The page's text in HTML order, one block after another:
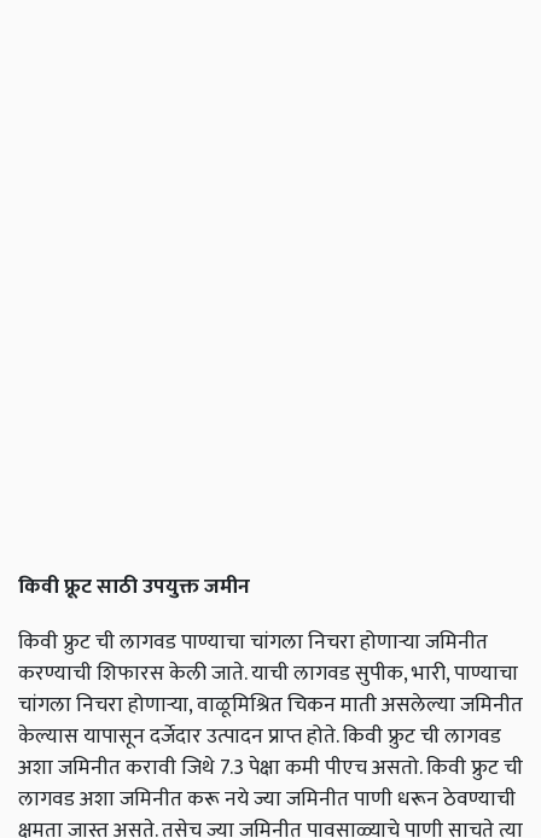
किवी फ्रूट साठी उपयुक्त जमीन
किवी फ्रुट ची लागवड पाण्याचा चांगला निचरा होणाऱ्या जमिनीत
करण्याची शिफारस केली जाते. याची लागवड सुपीक, भारी, पाण्याचा
चांगला निचरा होणाऱ्या, वाळूमिश्रित चिकन माती असलेल्या जमिनीत
केल्यास यापासून दर्जेदार उत्पादन प्राप्त होते. किवी फ्रुट ची लागवड
अशा जमिनीत करावी जिथे 7.3 पेक्षा कमी पीएच असतो. किवी फ्रुट ची
लागवड अशा जमिनीत करू नये ज्या जमिनीत पाणी धरून ठेवण्याची
क्षमता जास्त असते. तसेच ज्या जमिनीत पावसाळ्याचे पाणी साचते त्या